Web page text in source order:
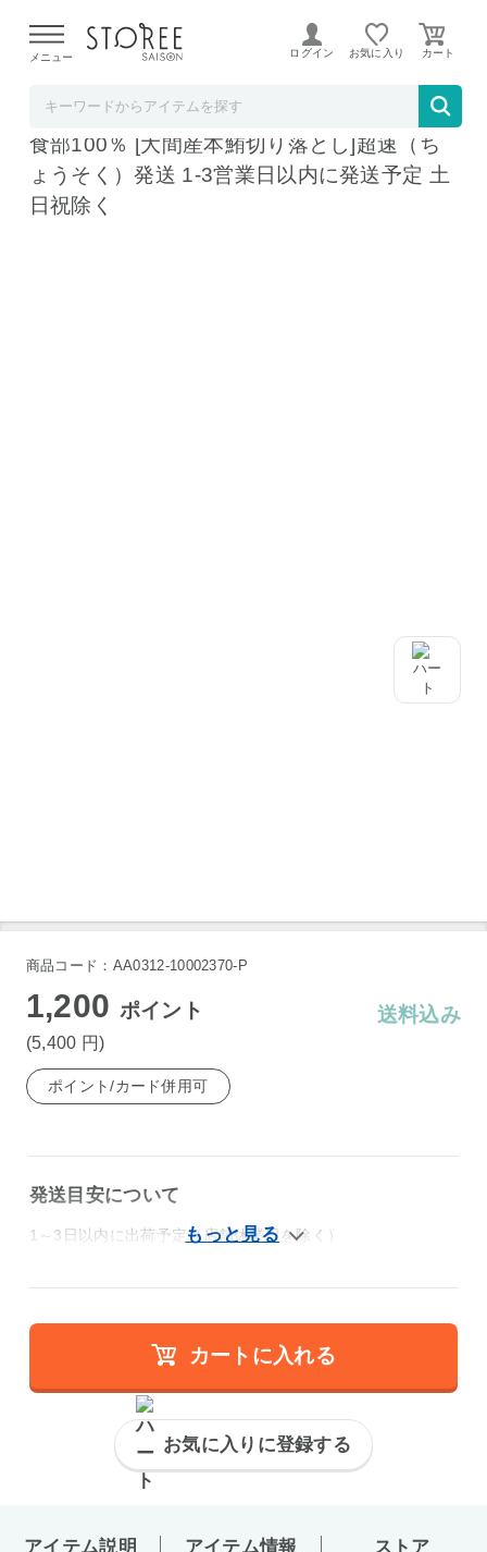
よる配送遅延が発生しております。
メニュー ログイン お気に入り
訳あり 大間産 本マグロ 切り落とし200g 可
食部100％ [大間産本鮪切り落とし]超速（ち
ょうそく）発送 1-3営業日以内に発送予定 土
日祝除く
商品コード：AA0312-10002370-P
1,200 ポイント
(5,400 円)
送料込み
ポイント/カード併用可
発送目安について
1～3日以内に出荷予定（店舗休業日を除く）
カートに入れる
お気に入りに登録する
アイテム説明 アイテム情報 ストア